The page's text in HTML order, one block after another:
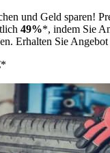
und Geld sparen!
49%*, indem Sie
Erhalten Sie